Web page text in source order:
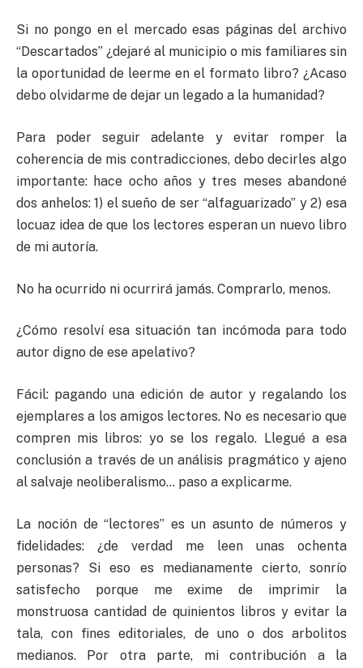
Si no pongo en el mercado esas páginas del archivo
“Descartados” ¿dejaré al municipio o mis familiares sin
la oportunidad de leerme en el formato libro? ¿Acaso
debo olvidarme de dejar un legado a la humanidad?
Para poder seguir adelante y evitar romper la
coherencia de mis contradicciones, debo decirles algo
importante: hace ocho años y tres meses abandoné
dos anhelos: 1) el sueño de ser “alfaguarizado” y 2) esa
locuaz idea de que los lectores esperan un nuevo libro
de mi autoría.
No ha ocurrido ni ocurrirá jamás. Comprarlo, menos.
¿Cómo resolví esa situación tan incómoda para todo
autor digno de ese apelativo?
Fácil: pagando una edición de autor y regalando los
ejemplares a los amigos lectores. No es necesario que
compren mis libros: yo se los regalo. Llegué a esa
conclusión a través de un análisis pragmático y ajeno
al salvaje neoliberalismo… paso a explicarme.
La noción de “lectores” es un asunto de números y
fidelidades: ¿de verdad me leen unas ochenta
personas? Si eso es medianamente cierto, sonrío
satisfecho porque me exime de imprimir la
monstruosa cantidad de quinientos libros y evitar la
tala, con fines editoriales, de uno o dos arbolitos
medianos. Por otra parte, mi contribución a la